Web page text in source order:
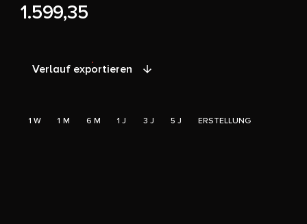
1.599,35
Verlauf exportieren
1 W 1 M 6 M 1 J 3 J 5 J ERSTELLUNG